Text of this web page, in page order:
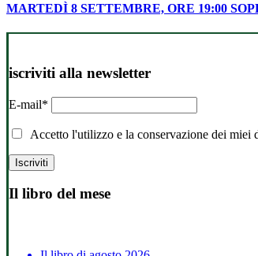
MARTEDÌ 8 SETTEMBRE, ORE 19:00
iscriviti alla newsletter
E-mail*
Accetto l'utilizzo e la conservazione dei miei
Il libro del mese